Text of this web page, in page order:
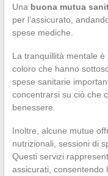
Una buona mutua
per l’assicurato,
spese mediche.
La tranquillità mentale
coloro che hanno
spese sanitarie
concentrarsi su ciò che
benessere.
Inoltre, alcune mutue
nutrizionali, sessioni di
Questi servizi
assicurati, consentendo